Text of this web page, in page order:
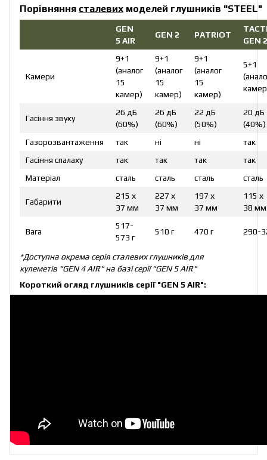
Порівняння сталевих моделей глушників "STEEL"
GEN
5 AIR
GEN 2 PATRIOT
GEN
Камери
9+1
(аналог
15
камер)
9+1
(аналог
15
камер)
9+1
(аналог
15
камер)
5+1
Гасіння звуку
26 дБ
(60%)
26 дБ
(60%)
22 дБ
(50%)
20 дБ
(40%)
Газорозвантаження
так ні ні
так
Гасіння спалаху
так так так
так
Матеріал
сталь сталь сталь сталь
Габарити
215 х
37 мм
227 х
37 мм
197 х
37 мм
115 х
38 мм
Вага
517-
573 г
510 г 470 г 290-
*Доступна окрема серія сталевих глушників для
кулеметів "GEN 4 AIR" на базі серії "GEN 5 AIR"
Короткий огляд глушників серії "GEN 5 AIR":